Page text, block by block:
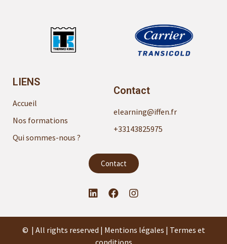
LIENS
Accueil
Nos formations
Qui sommes-nous ?
Contact
elearning@iffen.fr
+33143825975
Contact
© | All rights reserved | Mentions légales | Termes et